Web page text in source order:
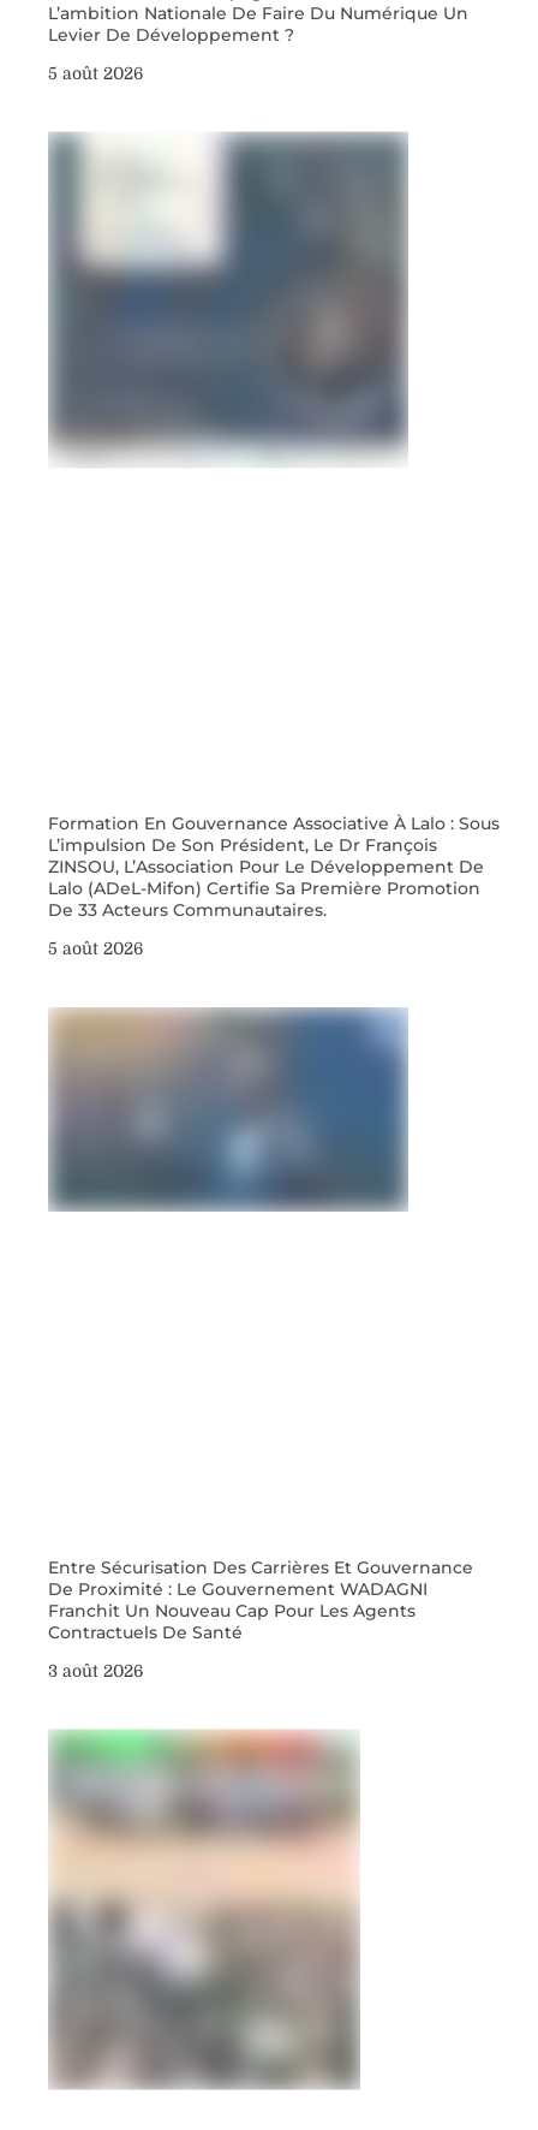
L’ambition Nationale De Faire Du Numérique Un
Levier De Développement ?
5 août 2026
Formation En Gouvernance Associative À Lalo : Sous
L’impulsion De Son Président, Le Dr François
ZINSOU, L’Association Pour Le Développement De
Lalo (ADeL-Mifon) Certifie Sa Première Promotion
De 33 Acteurs Communautaires.
5 août 2026
Entre Sécurisation Des Carrières Et Gouvernance
De Proximité : Le Gouvernement WADAGNI
Franchit Un Nouveau Cap Pour Les Agents
Contractuels De Santé
3 août 2026